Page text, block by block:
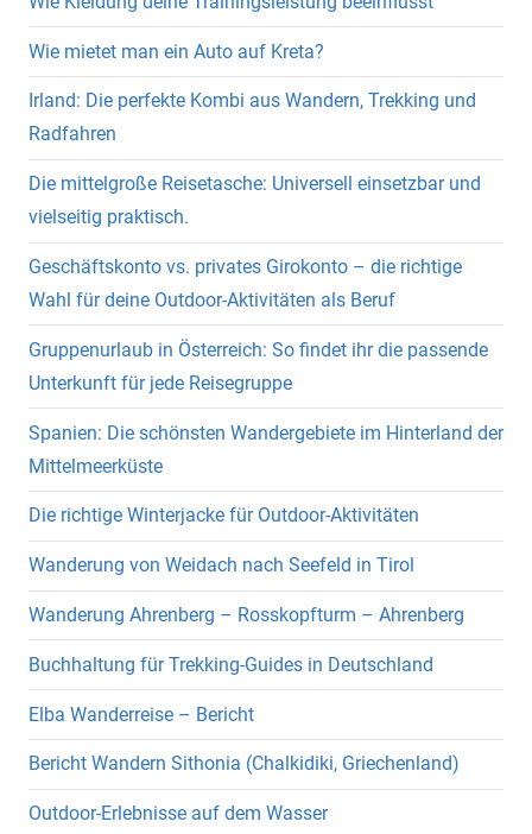
Wie mietet man ein Auto auf Kreta?
Irland: Die perfekte Kombi aus Wandern, Trekking und
Radfahren
Die mittelgroße Reisetasche: Universell einsetzbar und
vielseitig praktisch.
Geschäftskonto vs. privates Girokonto – die richtige
Wahl für deine Outdoor-Aktivitäten als Beruf
Gruppenurlaub in Österreich: So findet ihr die passende
Unterkunft für jede Reisegruppe
Spanien: Die schönsten Wandergebiete im Hinterland der
Mittelmeerküste
Die richtige Winterjacke für Outdoor-Aktivitäten
Wanderung von Weidach nach Seefeld in Tirol
Wanderung Ahrenberg – Rosskopfturm – Ahrenberg
Buchhaltung für Trekking-Guides in Deutschland
Elba Wanderreise – Bericht
Bericht Wandern Sithonia (Chalkidiki, Griechenland)
Outdoor-Erlebnisse auf dem Wasser